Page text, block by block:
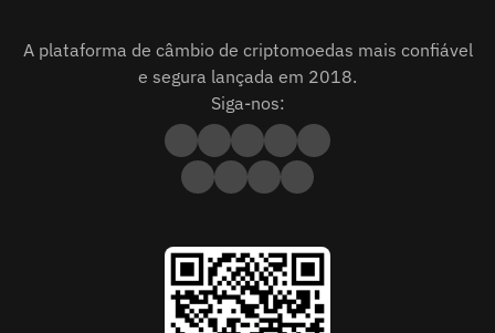
A plataforma de câmbio de criptomoedas mais confiável
e segura lançada em 2018.
Siga-nos: